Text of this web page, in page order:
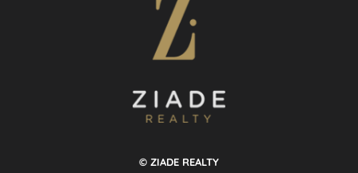
© ZIADE REALTY